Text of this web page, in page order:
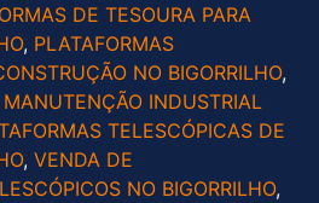
DE TESOURA PARA
, PLATAFORMAS
NO BIGORRILHO,
INDUSTRIAL
TELESCÓPICAS DE
, VENDA DE
NO BIGORRILHO,